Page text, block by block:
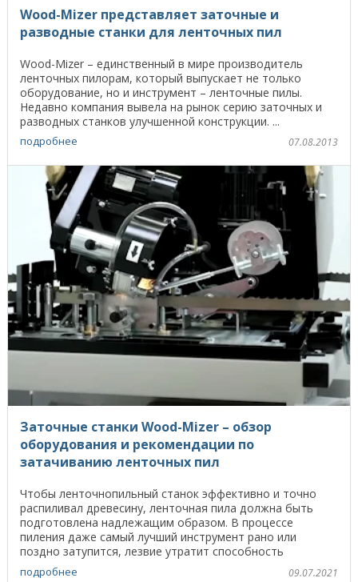
Wood-Mizer представляет заточные и
разводные станки для ленточных пил
Wood-Mizer – единственный в мире производитель
ленточных пилорам, который выпускает не только
оборудование, но и инструмент – ленточные пилы.
Недавно компания вывела на рынок серию заточных и
разводных станков улучшенной конструкции. ...
подробнее 07.08.2013
Заточные станки Wood-Mizer – обзор
оборудования и рекомендации по
затачиванию ленточных пил
Чтобы ленточнопильный станок эффективно и точно
распиливал древесину, ленточная пила должна быть
подготовлена надлежащим образом. В процессе
пиления даже самый лучший инструмент рано или
поздно затупится, лезвие утратит способность
эффективно ...
подробнее 09.07.2021